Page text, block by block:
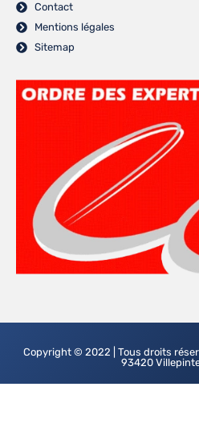
Contact
Mentions légales
Sitemap
Copyright © 2022 | Tous droits
93420